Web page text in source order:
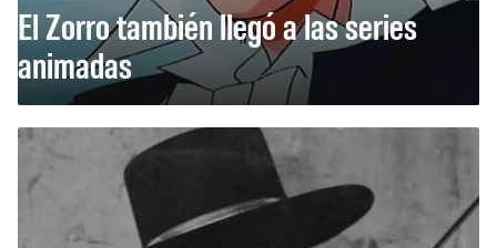
El Zorro también llegó a las series
animadas